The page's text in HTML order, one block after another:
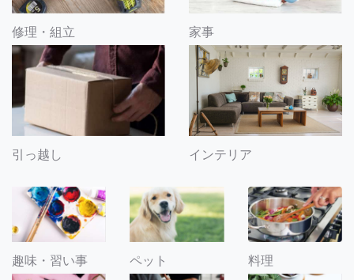
修理・組立 家事
引っ越し インテリア
趣味・習い事 ペット 料理